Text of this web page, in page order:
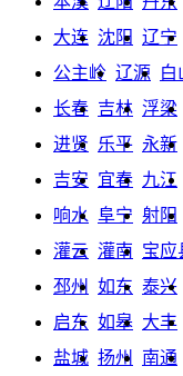
大连 沈阳 辽宁
公主岭 辽源 白
长春 吉林 浮梁
进贤 乐平 永新
吉安 宜春 九江
响水 阜宁 射阳
灌云 灌南 宝应
邳州
如东 泰兴
启东 如皋 大丰
盐城 扬州 南通